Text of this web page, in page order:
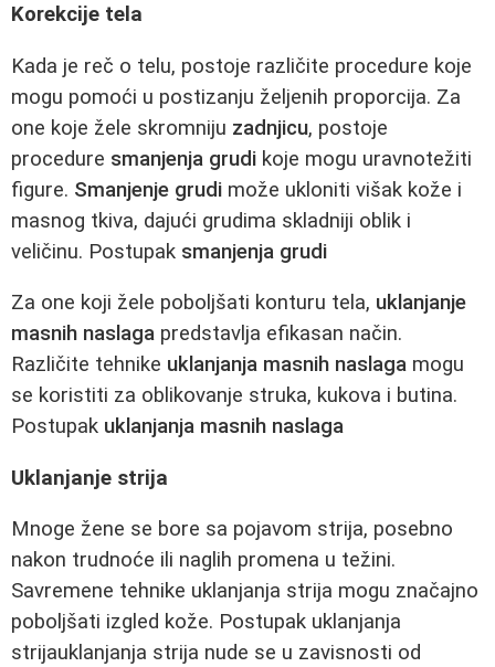
Korekcije tela
Kada je reč o telu, postoje različite procedure koje
mogu pomoći u postizanju željenih proporcija. Za
one koje žele skromniju zadnjicu, postoje
procedure smanjenja grudi koje mogu uravnotežiti
figure. Smanjenje grudi može ukloniti višak kože i
masnog tkiva, dajući grudima skladniji oblik i
veličinu. Postupak smanjenja grudi
Za one koji žele poboljšati konturu tela, uklanjanje
masnih naslaga predstavlja efikasan način.
Različite tehnike uklanjanja masnih naslaga mogu
se koristiti za oblikovanje struka, kukova i butina.
Postupak uklanjanja masnih naslaga
Uklanjanje strija
Mnoge žene se bore sa pojavom strija, posebno
nakon trudnoće ili naglih promena u težini.
Savremene tehnike uklanjanja strija mogu značajno
poboljšati izgled kože. Postupak uklanjanja
strijauklanjanja strija nude se u zavisnosti od